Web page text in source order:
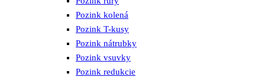
Pozink kolená
Pozink T-kusy
Pozink nátrubky
Pozink vsuvky
Pozink redukcie